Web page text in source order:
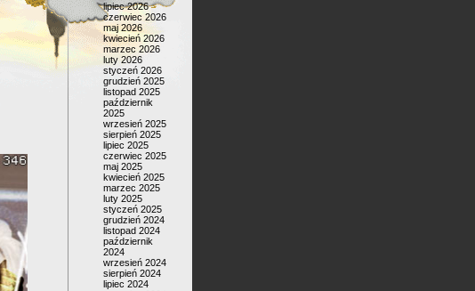
lipiec 2026
czerwiec 2026
maj 2026
kwiecień 2026
marzec 2026
luty 2026
styczeń 2026
grudzień 2025
listopad 2025
październik
2025
wrzesień 2025
sierpień 2025
lipiec 2025
czerwiec 2025
maj 2025
kwiecień 2025
marzec 2025
luty 2025
styczeń 2025
grudzień 2024
listopad 2024
październik
2024
wrzesień 2024
sierpień 2024
lipiec 2024